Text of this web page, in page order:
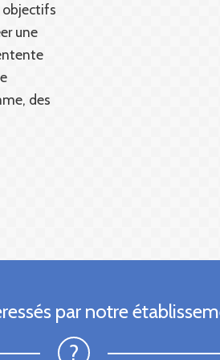
objectifs
une
des
par notre